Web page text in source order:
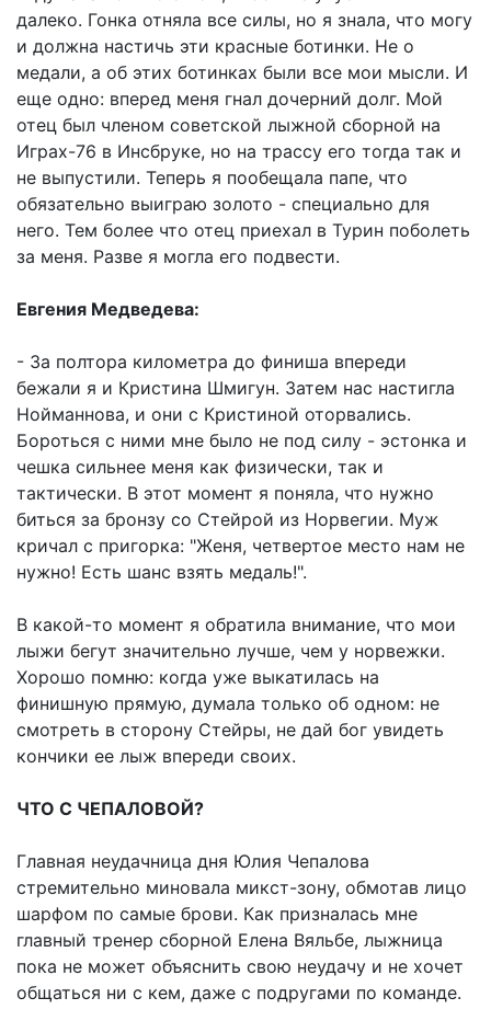
далеко. Гонка отняла все силы, но я знала, что могу
и должна настичь эти красные ботинки. Не о
медали, а об этих ботинках были все мои мысли. И
еще одно: вперед меня гнал дочерний долг. Мой
отец был членом советской лыжной сборной на
Играх-76 в Инсбруке, но на трассу его тогда так и
не выпустили. Теперь я пообещала папе, что
обязательно выиграю золото - специально для
него. Тем более что отец приехал в Турин поболеть
за меня. Разве я могла его подвести.
Евгения Медведева:
- За полтора километра до финиша впереди
бежали я и Кристина Шмигун. Затем нас настигла
Нойманнова, и они с Кристиной оторвались.
Бороться с ними мне было не под силу - эстонка и
чешка сильнее меня как физически, так и
тактически. В этот момент я поняла, что нужно
биться за бронзу со Стейрой из Норвегии. Муж
кричал с пригорка: "Женя, четвертое место нам не
нужно! Есть шанс взять медаль!".
В какой-то момент я обратила внимание, что мои
лыжи бегут значительно лучше, чем у норвежки.
Хорошо помню: когда уже выкатилась на
финишную прямую, думала только об одном: не
смотреть в сторону Стейры, не дай бог увидеть
кончики ее лыж впереди своих.
ЧТО С ЧЕПАЛОВОЙ?
Главная неудачница дня Юлия Чепалова
стремительно миновала микст-зону, обмотав лицо
шарфом по самые брови. Как призналась мне
главный тренер сборной Елена Вяльбе, лыжница
пока не может объяснить свою неудачу и не хочет
общаться ни с кем, даже с подругами по команде.